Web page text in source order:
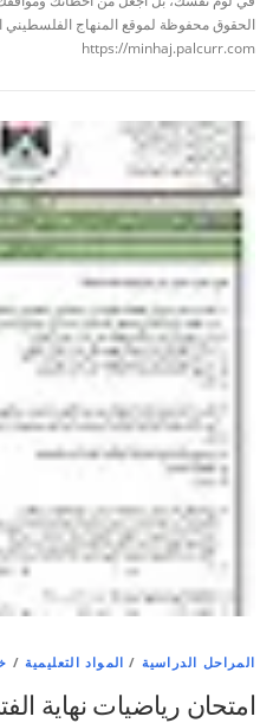
الحقوق محفوظة لموقع المنهاج الفلسطيني
https://minhaj.palcurr.com
المراحل الدراسية / المواد التعليمية /
امتحان رياضيات نهاية